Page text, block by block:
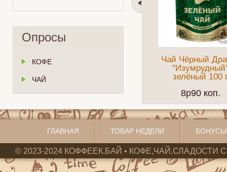
Опросы
КОФЕ
ЧАЙ
Чай Чёрный
зелёный 100
8p90 коп.
ГЛАВНАЯ ТОВАР НЕДЕЛИ
© 2023-2024 КОФФЕЕК.БАЙ • КОФЕ,ЧАЙ,СЛАДОСТИ С